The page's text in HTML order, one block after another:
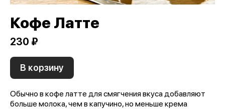
Кофе Латте
230 ₽
В корзину
Обычно в кофе латте для смягчения вкуса добавляют
больше молока, чем в капучино, но меньше крема